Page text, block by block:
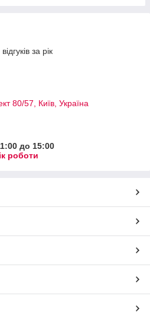
за рік
80/57, Київ, Україна
до 15:00
роботи